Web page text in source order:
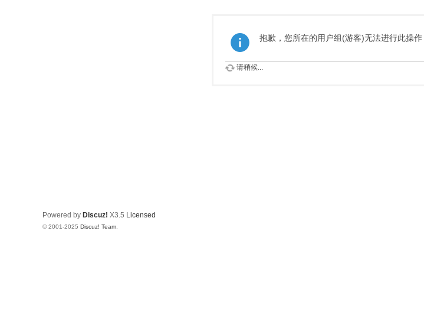
抱歉，您所在的用户组(游客)无法进行此操作
请稍候...
Powered by Discuz! X3.5 Licensed
© 2001-2025 Discuz! Team